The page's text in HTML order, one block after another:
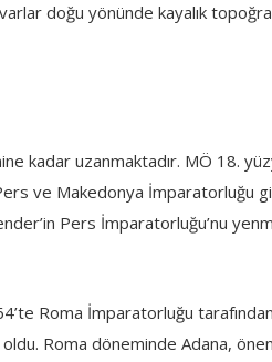
doğu yönünde kayalık
kadar uzanmaktadır. MÖ 18.
ve Makedonya İmparatorluğu
Pers İmparatorluğu’nu
Roma İmparatorluğu
oldu. Roma döneminde Adana,